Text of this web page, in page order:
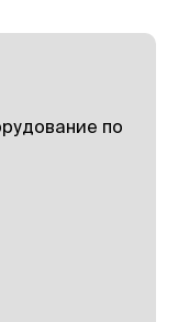
по